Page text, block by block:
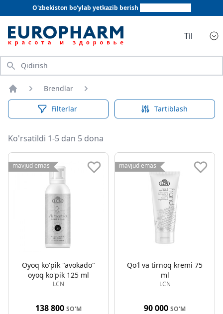
O'zbekiston bo'ylab yetkazib berish
Til
Qidirish
Bosh sahifa
Brendlar
Filterlar Tartiblash
Ko'rsatildi 1-5 dan 5 dona
mavjud emas
Oyoq ko'pik "avokado"
oyoq ko'pik 125 ml
LCN
138 800 SO'M
mavjud emas
Qo'l va tirnoq kremi 75
ml
LCN
90 000 SO'M